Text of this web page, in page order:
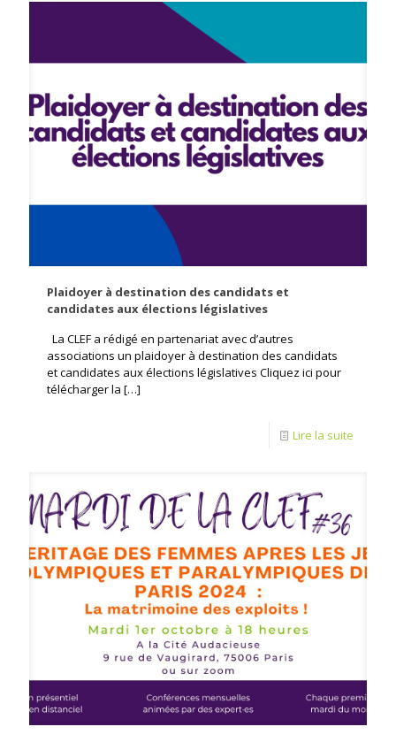
Plaidoyer à destination des candidats et
candidates aux élections législatives
La CLEF a rédigé en partenariat avec d’autres
associations un plaidoyer à destination des candidats
et candidates aux élections législatives Cliquez ici pour
télécharger la […]
Lire la suite